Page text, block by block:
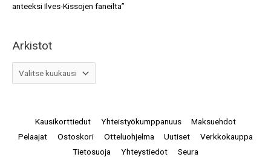
anteeksi Ilves-Kissojen faneilta”
Arkistot
Kausikorttiedut Yhteistyökumppanuus
Maksuehdot
Pelaajat
Ostoskori Otteluohjelma Uutiset
Verkkokauppa
Tietosuoja
Yhteystiedot Seura